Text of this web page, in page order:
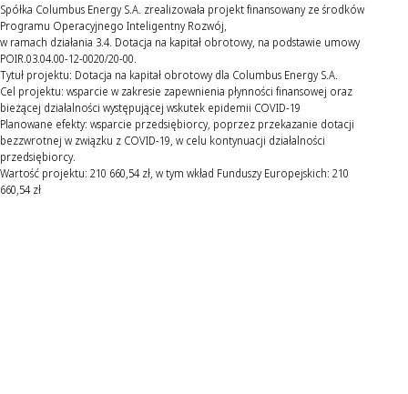
Spółka Columbus Energy S.A. zrealizowała projekt finansowany ze środków
Programu Operacyjnego Inteligentny Rozwój,
w ramach działania 3.4. Dotacja na kapitał obrotowy, na podstawie umowy
POIR.03.04.00-12-0020/20-00.
Tytuł projektu: Dotacja na kapitał obrotowy dla Columbus Energy S.A.
Cel projektu: wsparcie w zakresie zapewnienia płynności finansowej oraz
bieżącej działalności występującej wskutek epidemii COVID-19
Planowane efekty: wsparcie przedsiębiorcy, poprzez przekazanie dotacji
bezzwrotnej w związku z COVID-19, w celu kontynuacji działalności
przedsiębiorcy.
Wartość projektu: 210 660,54 zł, w tym wkład Funduszy Europejskich: 210
660,54 zł